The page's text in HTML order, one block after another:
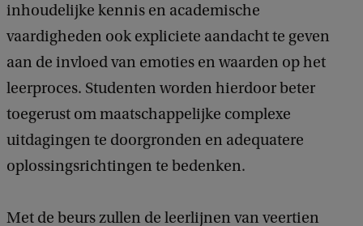
inhoudelijke kennis en academische
vaardigheden ook expliciete aandacht te geven
aan de invloed van emoties en waarden op het
leerproces. Studenten worden hierdoor beter
toegerust om maatschappelijke complexe
uitdagingen te doorgronden en adequatere
oplossingsrichtingen te bedenken.
Met de beurs zullen de leerlijnen van veertien